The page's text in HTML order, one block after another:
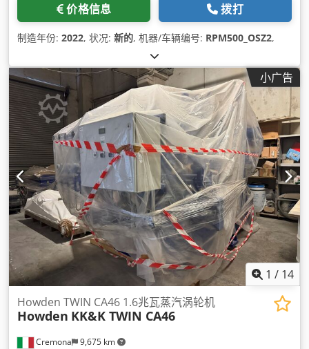
价格信息 拨打
制造年份: 2022, 状况: 新的, 机器/车辆编号: RPM500_OSZ2,
小广告
1 / 14
Cremona 9,675 km
Howden TWIN CA46 1.6兆瓦蒸汽涡轮机
Howden KK&K TWIN CA46